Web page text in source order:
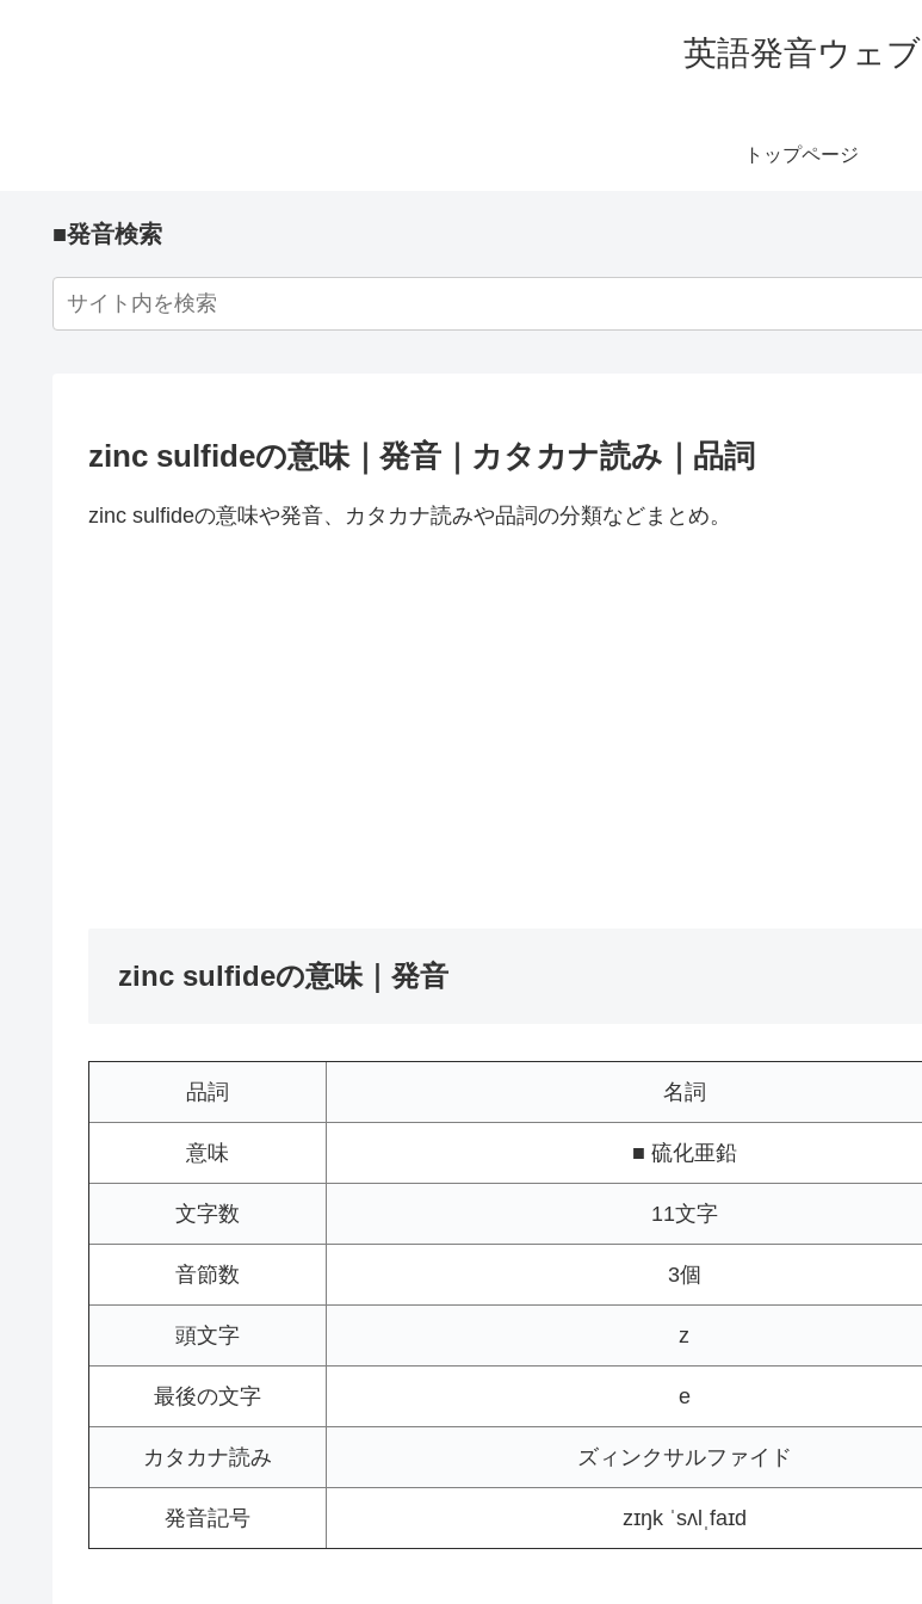
英語発音ウェブ
トップページ
■発音検索
zinc sulfideの意味｜発音｜カタカナ読み｜品詞
zinc sulfideの意味や発音、カタカナ読みや品詞の分類などまとめ。
zinc sulfideの意味｜発音
品詞 名詞
意味 ■ 硫化亜鉛
文字数 11文字
音節数 3個
頭文字 z
最後の文字 e
カタカナ読み ズィンクサルファイド
発音記号 zɪŋk ˈsʌlˌfaɪd